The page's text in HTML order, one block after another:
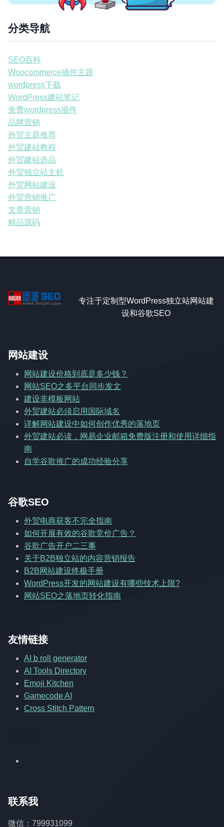
分类导航
SEO百科
Woocommerce插件主题
wordpress下载
WordPress建站笔记
免费wordpress插件
品牌营销
外贸主题推荐
外贸建站教程
外贸建站选品
外贸独立站主机
外贸网站建设
外贸营销推广
文章营销
精品源码
专注于定制型WordPress独立站网站建
设和谷歌SEO
网站建设
网站建设价格到底是多少钱？
网站SEO之多平台同步发文
建设非模板网站
外贸建站必须启用国际域名
详解网站建设中如何创作优秀的落地页
外贸建站必读，网易企业邮箱免费版注册和使用详细指
南
自学谷歌推广的成功经验分享
谷歌SEO
外贸电商获客不完全指南
如何开展有效的谷歌竞价广告？
谷歌广告开户二三事
关于B2B独立站的内容营销报告
B2B网站建设终极手册
WordPress开发的网站建设有哪些技术上限?
网站SEO之落地页转化指南
友情链接
AI b roll generator
AI Tools Directory
Emoji Kitchen
Gamecode AI
Cross Stitch Pattern
联系我
微信：799931099